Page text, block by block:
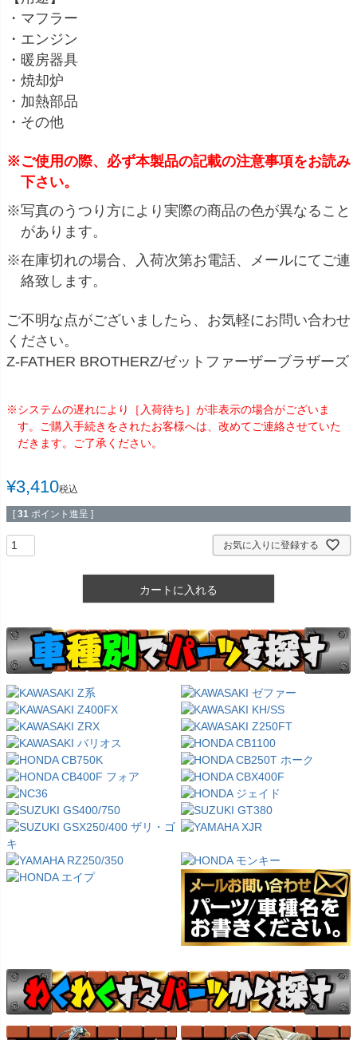
・マフラー
・エンジン
・暖房器具
・焼却炉
・加熱部品
・その他
※ご使用の際、必ず本製品の記載の注意事項をお読み
下さい。
※写真のうつり方により実際の商品の色が異なること
があります。
※在庫切れの場合、入荷次第お電話、メールにてご連
絡致します。
ご不明な点がございましたら、お気軽にお問い合わせ
ください。
Z-FATHER BROTHERZ/ゼットファーザーブラザーズ
※システムの遅れにより［入荷待ち］が非表示の場合がございま
す。ご購入手続きをされたお客様へは、改めてご連絡させていた
だきます。ご了承ください。
¥3,410税込
[ 31 ポイント進呈 ]
お気に入りに登録する
カートに入れる